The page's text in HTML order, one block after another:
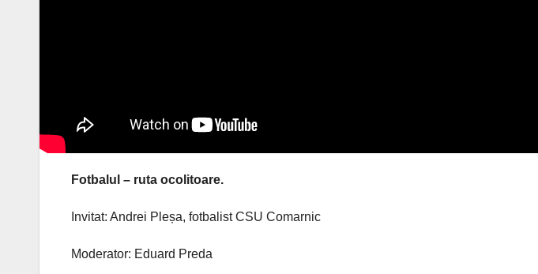
Fotbalul – ruta ocolitoare.
Invitat: Andrei Pleșa, fotbalist CSU Comarnic
Moderator: Eduard Preda